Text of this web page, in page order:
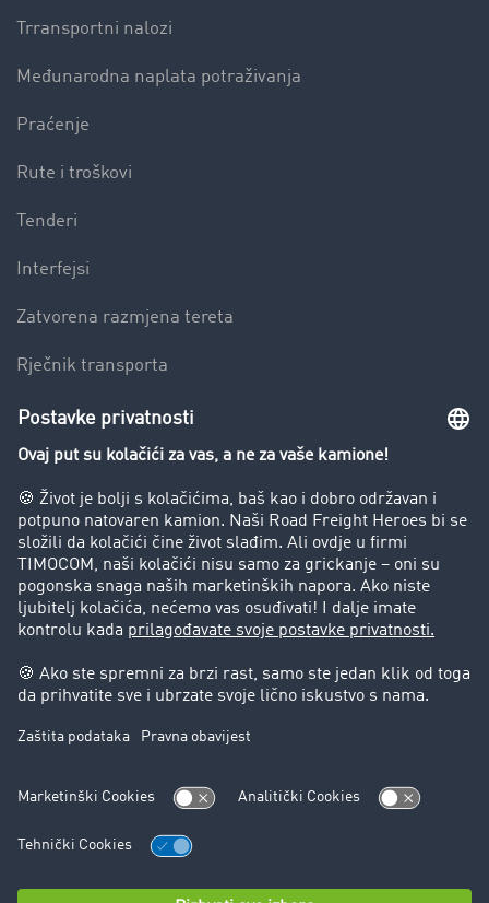
Trransportni nalozi
Međunarodna naplata potraživanja
Praćenje
Rute i troškovi
Tenderi
Interfejsi
Zatvorena razmjena tereta
Rječnik transporta
Preduzeće
Success Stories
Korisnici preporučuju korisnike
Blog
Zabrane vožnje za kamione
Pravni
Impresum